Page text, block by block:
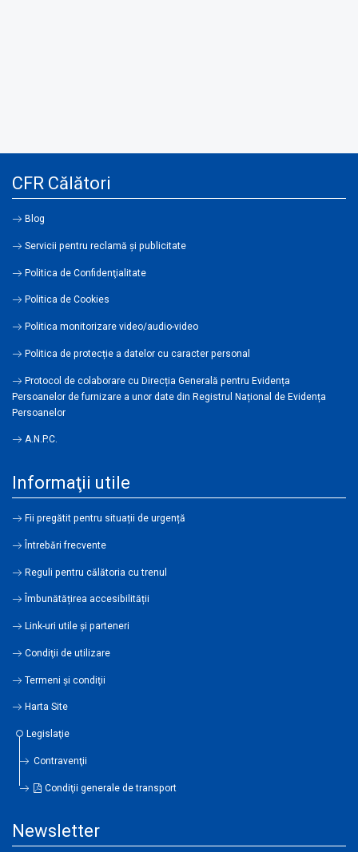
CFR Călători
Blog
Servicii pentru reclamă și publicitate
Politica de Confidenţialitate
Politica de Cookies
Politica monitorizare video/audio-video
Politica de protecție a datelor cu caracter personal
Protocol de colaborare cu Direcția Generală pentru Evidența
Persoanelor de furnizare a unor date din Registrul Național de Evidența
Persoanelor
A.N.P.C.
Informaţii utile
Fii pregătit pentru situații de urgență
Întrebări frecvente
Reguli pentru călătoria cu trenul
Îmbunătățirea accesibilității
Link-uri utile şi parteneri
Condiţii de utilizare
Termeni şi condiţii
Harta Site
Legislaţie
Contravenţii
Condiţii generale de transport
Newsletter